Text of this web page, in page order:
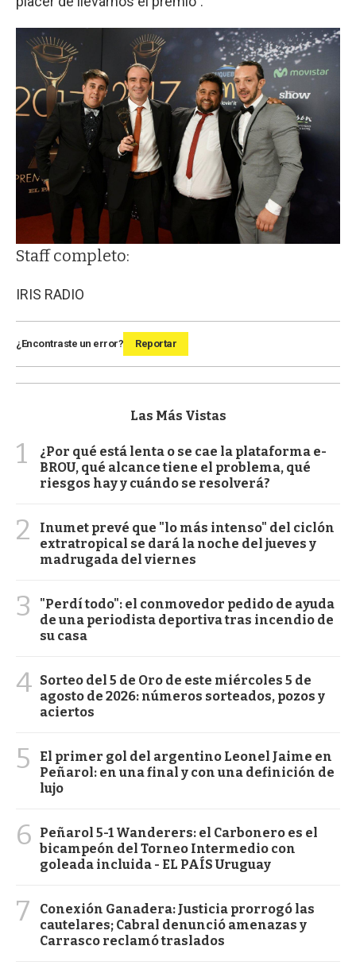
Staff completo:
IRIS RADIO
¿Encontraste un error? Reportar
Las Más Vistas
1
¿Por qué está lenta o se cae la plataforma e-
BROU, qué alcance tiene el problema, qué
riesgos hay y cuándo se resolverá?
2
Inumet prevé que "lo más intenso" del ciclón
extratropical se dará la noche del jueves y
madrugada del viernes
3
"Perdí todo": el conmovedor pedido de ayuda
de una periodista deportiva tras incendio de
su casa
4 Sorteo del 5 de Oro de este miércoles 5 de
agosto de 2026: números sorteados, pozos y
aciertos
5
El primer gol del argentino Leonel Jaime en
Peñarol: en una final y con una definición de
lujo
6
Peñarol 5-1 Wanderers: el Carbonero es el
bicampeón del Torneo Intermedio con
goleada incluida - EL PAÍS Uruguay
7
Conexión Ganadera: Justicia prorrogó las
cautelares; Cabral denunció amenazas y
Carrasco reclamó traslados